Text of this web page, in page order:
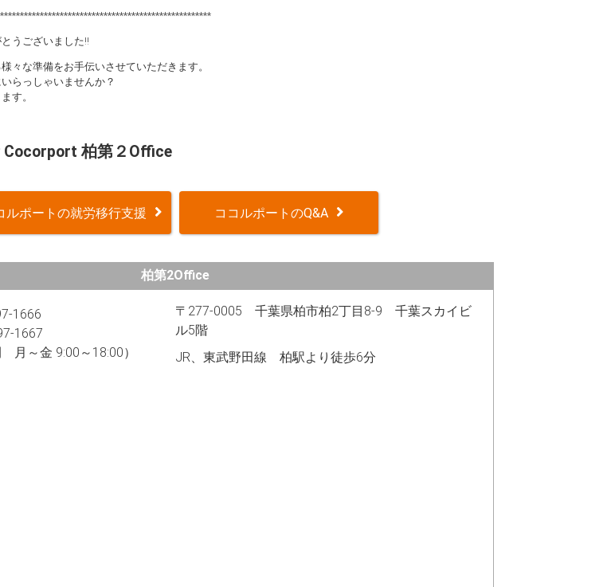
うございました!!
々な準備をお手伝いさせていただきます。
らっしゃいませんか？
す。
柏第２Office
ルポートの就労移行支援 ココルポートのQ&A
柏第2Office
1666
1667
月～金 9:00～18:00）
〒277-0005 千葉県柏市柏2丁目8-9 千葉スカイビ
ル5階
JR、東武野田線 柏駅より徒歩6分